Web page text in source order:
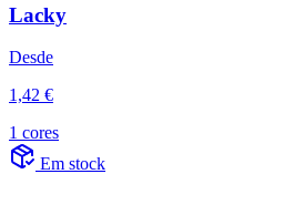
Lacky
Desde
1,42 €
1 cores
Em stock